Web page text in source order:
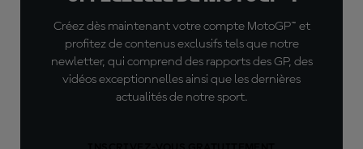
Créez dès maintenant votre compte MotoGP™ et
profitez de contenus exclusifs tels que notre
newletter, qui comprend des rapports des GP, des
vidéos exceptionnelles ainsi que les dernières
actualités de notre sport.